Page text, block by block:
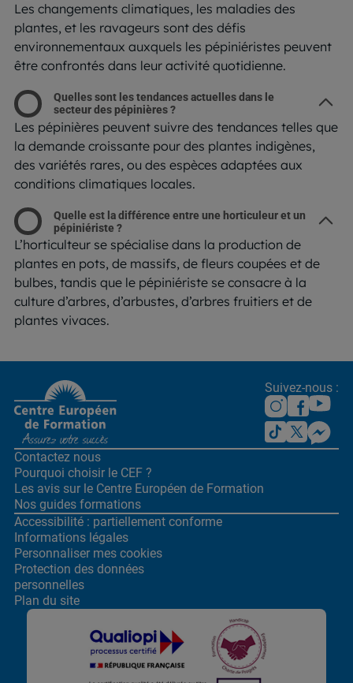
Les changements climatiques, les maladies des
plantes, et les ravageurs sont des défis
environnementaux auxquels les pépiniéristes peuvent
être confrontés dans leur activité quotidienne.
Quelles sont les tendances actuelles dans le
secteur des pépinières ?
Les pépinières peuvent suivre des tendances telles que
la demande croissante pour des plantes indigènes,
des variétés rares, ou des espèces adaptées aux
conditions climatiques locales.
Quelle est la différence entre une horticuleur et un
pépiniériste ?
L’horticulteur se spécialise dans la production de
plantes en pots, de massifs, de fleurs coupées et de
bulbes, tandis que le pépiniériste se consacre à la
culture d’arbres, d’arbustes, d’arbres fruitiers et de
plantes vivaces.
Suivez-nous :
Contactez nous
Pourquoi choisir le CEF ?
Les avis sur le Centre Européen de Formation
Nos guides formations
Accessibilité : partiellement conforme
Informations légales
Personnaliser mes cookies
Protection des données
personnelles
Plan du site